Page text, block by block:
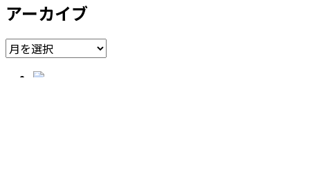
アーカイブ
ア
ー